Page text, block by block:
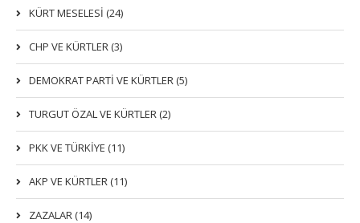
KÜRT MESELESİ (24)
CHP VE KÜRTLER (3)
DEMOKRAT PARTI VE KÜRTLER (5)
TURGUT ÖZAL VE KÜRTLER (2)
PKK VE TÜRKIYE (11)
AKP VE KÜRTLER (11)
ZAZALAR (14)